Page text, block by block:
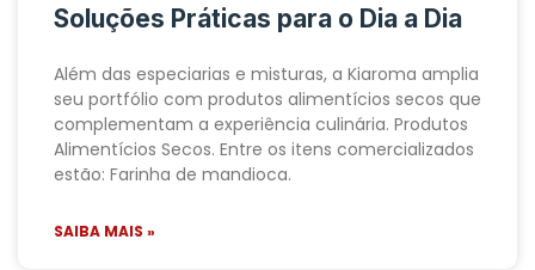
Soluções Práticas para o Dia a Dia
Além das especiarias e misturas, a Kiaroma amplia
seu portfólio com produtos alimentícios secos que
complementam a experiência culinária. Produtos
Alimentícios Secos. Entre os itens comercializados
estão: Farinha de mandioca.
SAIBA MAIS »